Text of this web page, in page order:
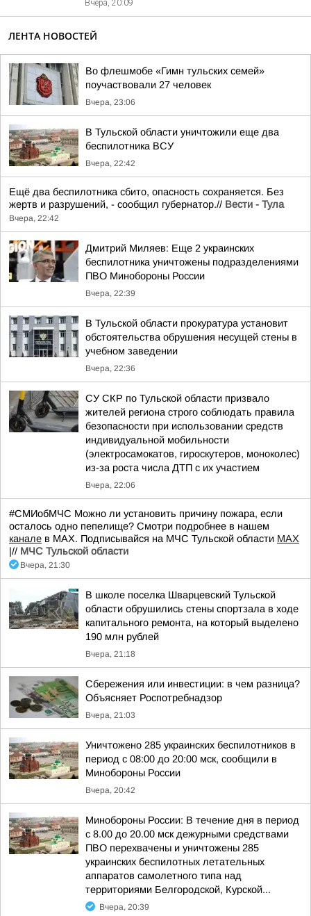
Вчера, 20:09
ЛЕНТА НОВОСТЕЙ
Во флешмобе «Гимн тульских семей»
поучаствовали 27 человек
Вчера, 23:06
В Тульской области уничтожили еще два
беспилотника ВСУ
Вчера, 22:42
Ещё два беспилотника сбито, опасность сохраняется. Без
жертв и разрушений, - сообщил губернатор.// Вести - Тула
Вчера, 22:42
Дмитрий Миляев: Еще 2 украинских
беспилотника уничтожены подразделениями
ПВО Минобороны России
Вчера, 22:39
В Тульской области прокуратура установит
обстоятельства обрушения несущей стены в
учебном заведении
Вчера, 22:36
СУ СКР по Тульской области призвало
жителей региона строго соблюдать правила
безопасности при использовании средств
индивидуальной мобильности
(электросамокатов, гироскутеров, моноколес)
из-за роста числа ДТП с их участием
Вчера, 22:06
#СМИобМЧС Можно ли установить причину пожара, если
осталось одно пепелище? Смотри подробнее в нашем
канале в МАХ. Подписывайся на МЧС Тульской области MAX
|// МЧС Тульской области
Вчера, 21:30
В школе поселка Шварцевский Тульской
области обрушились стены спортзала в ходе
капитального ремонта, на который выделено
190 млн рублей
Вчера, 21:18
Сбережения или инвестиции: в чем разница?
Объясняет Роспотребнадзор
Вчера, 21:03
Уничтожено 285 украинских беспилотников в
период с 08:00 до 20:00 мск, сообщили в
Минобороны России
Вчера, 20:42
Минобороны России: В течение дня в период
с 8.00 до 20.00 мск дежурными средствами
ПВО перехвачены и уничтожены 285
украинских беспилотных летательных
аппаратов самолетного типа над
территориями Белгородской, Курской...
Вчера, 20:39